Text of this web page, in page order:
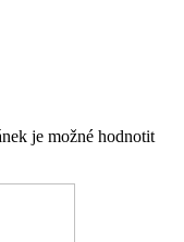
je možné hodnotit